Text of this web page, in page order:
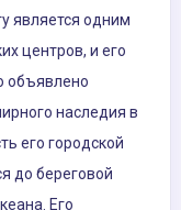
является одним
центров, и его
объявлено
наследия в
его городской
до береговой
Его